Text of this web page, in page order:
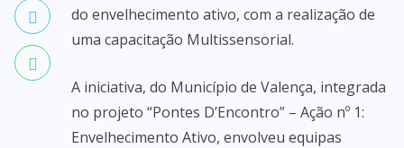
do envelhecimento ativo, com a realização de
uma capacitação Multissensorial.
A iniciativa, do Município de Valença, integrada
no projeto “Pontes D’Encontro” – Ação nº 1:
Envelhecimento Ativo, envolveu equipas